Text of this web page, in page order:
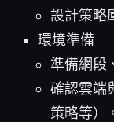
設計策略
環境準備
準備網段
確認雲端
策略等）